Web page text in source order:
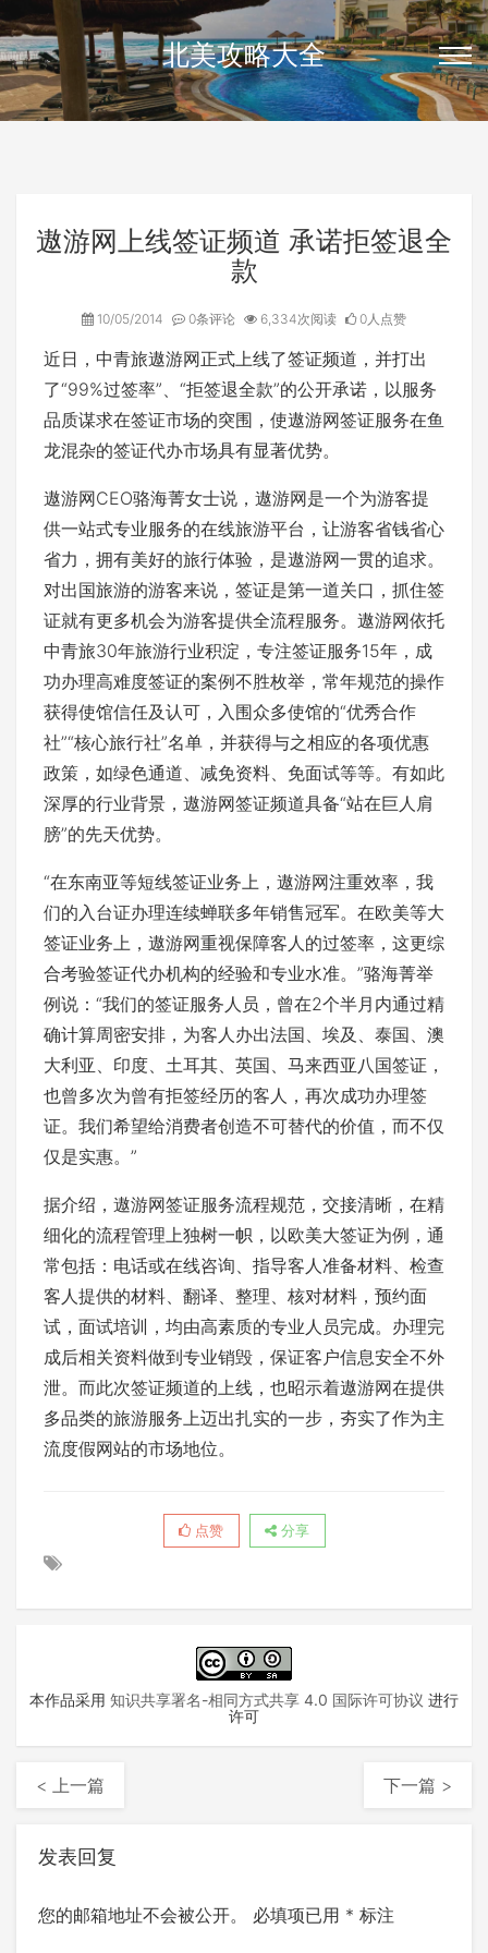
北美攻略大全
遨游网上线签证频道 承诺拒签退全
款
10/05/2014 0条评论 6,334次阅读 0人点赞
近日，中青旅遨游网正式上线了签证频道，并打出
了“99%过签率”、“拒签退全款”的公开承诺，以服务
品质谋求在签证市场的突围，使遨游网签证服务在鱼
龙混杂的签证代办市场具有显著优势。
遨游网CEO骆海菁女士说，遨游网是一个为游客提
供一站式专业服务的在线旅游平台，让游客省钱省心
省力，拥有美好的旅行体验，是遨游网一贯的追求。
对出国旅游的游客来说，签证是第一道关口，抓住签
证就有更多机会为游客提供全流程服务。遨游网依托
中青旅30年旅游行业积淀，专注签证服务15年，成
功办理高难度签证的案例不胜枚举，常年规范的操作
获得使馆信任及认可，入围众多使馆的“优秀合作
社”“核心旅行社”名单，并获得与之相应的各项优惠
政策，如绿色通道、减免资料、免面试等等。有如此
深厚的行业背景，遨游网签证频道具备“站在巨人肩
膀”的先天优势。
“在东南亚等短线签证业务上，遨游网注重效率，我
们的入台证办理连续蝉联多年销售冠军。在欧美等大
签证业务上，遨游网重视保障客人的过签率，这更综
合考验签证代办机构的经验和专业水准。”骆海菁举
例说：“我们的签证服务人员，曾在2个半月内通过精
确计算周密安排，为客人办出法国、埃及、泰国、澳
大利亚、印度、土耳其、英国、马来西亚八国签证，
也曾多次为曾有拒签经历的客人，再次成功办理签
证。我们希望给消费者创造不可替代的价值，而不仅
仅是实惠。”
据介绍，遨游网签证服务流程规范，交接清晰，在精
细化的流程管理上独树一帜，以欧美大签证为例，通
常包括：电话或在线咨询、指导客人准备材料、检查
客人提供的材料、翻译、整理、核对材料，预约面
试，面试培训，均由高素质的专业人员完成。办理完
成后相关资料做到专业销毁，保证客户信息安全不外
泄。而此次签证频道的上线，也昭示着遨游网在提供
多品类的旅游服务上迈出扎实的一步，夯实了作为主
流度假网站的市场地位。
点赞 分享
本作品采用 知识共享署名-相同方式共享 4.0 国际许可协议 进行
许可
< 上一篇 下一篇 >
发表回复
您的邮箱地址不会被公开。 必填项已用 * 标注